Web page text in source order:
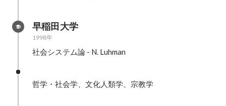
早稲田大学
1998年
社会システム論 - N. Luhman
哲学・社会学、文化人類学、宗教学